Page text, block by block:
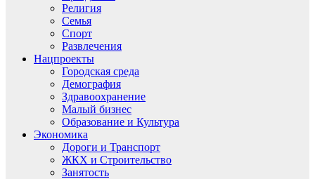
Религия
Семья
Спорт
Развлечения
Нацпроекты
Городская среда
Демография
Здравоохранение
Малый бизнес
Образование и Культура
Экономика
Дороги и Транспорт
ЖКХ и Строительство
Занятость